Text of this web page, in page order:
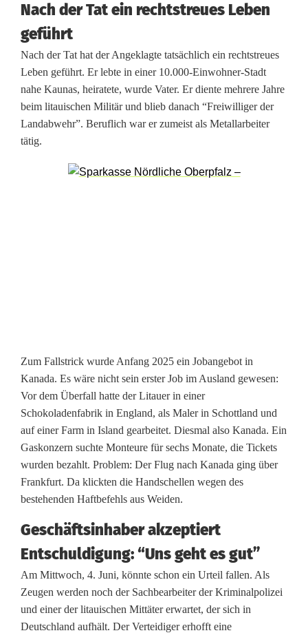
f
U
h
r
e
n
e
t
z
t
e
r
ä
b
e
Nach der Tat ein rechtstreues Leben
geführt
Nach der Tat hat der Angeklagte tatsächlich ein rechtstreues
Leben geführt. Er lebte in einer 10.000-Einwohner-Stadt
nahe Kaunas, heiratete, wurde Vater. Er diente mehrere Jahre
beim litauischen Militär und blieb danach “Freiwilliger der
Landabwehr”. Beruflich war er zumeist als Metallarbeiter
tätig.
Zum Fallstrick wurde Anfang 2025 ein Jobangebot in
Kanada. Es wäre nicht sein erster Job im Ausland gewesen:
Vor dem Überfall hatte der Litauer in einer
Schokoladenfabrik in England, als Maler in Schottland und
auf einer Farm in Island gearbeitet. Diesmal also Kanada. Ein
Gaskonzern suchte Monteure für sechs Monate, die Tickets
wurden bezahlt. Problem: Der Flug nach Kanada ging über
Frankfurt. Da klickten die Handschellen wegen des
bestehenden Haftbefehls aus Weiden.
Geschäftsinhaber akzeptiert
Entschuldigung: “Uns geht es gut”
Am Mittwoch, 4. Juni, könnte schon ein Urteil fallen. Als
Zeugen werden noch der Sachbearbeiter der Kriminalpolizei
und einer der litauischen Mittäter erwartet, der sich in
Deutschland aufhält. Der Verteidiger erhofft eine